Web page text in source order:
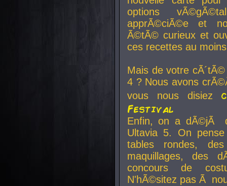
options
apprÃ©ciÃ©e et
Ã©tÃ© curieux et
ces recettes au
Mais de votre
4 ? Nous avons
vous nous disiez
Festival
Enfin, on a dÃ©jÃ
Ultavia 5. On
tables rondes,
maquillages, des
concours de
N'hÃ©sitez pas Ã